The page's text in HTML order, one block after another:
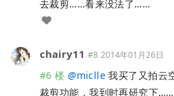
去裁剪……看来没法了……
chairy11 #8 2014年01月26日
#6 楼 @miclle 我买了又拍云
裁剪功能，我到时再研究下……